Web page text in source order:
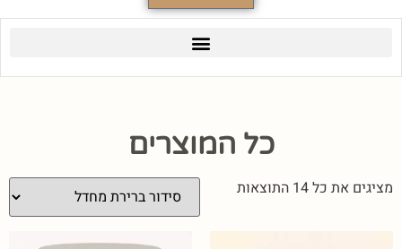
כל המוצרים
מציגים את כל ⁦14⁩ התוצאות